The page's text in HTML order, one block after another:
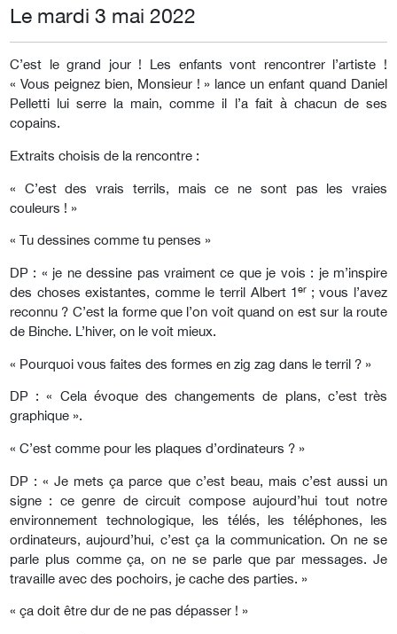
Le mardi 3 mai 2022
C’est le grand jour ! Les enfants vont rencontrer l’artiste !
« Vous peignez bien, Monsieur ! » lance un enfant quand Daniel
Pelletti lui serre la main, comme il l’a fait à chacun de ses
copains.
Extraits choisis de la rencontre :
« C’est des vrais terrils, mais ce ne sont pas les vraies
couleurs ! »
« Tu dessines comme tu penses »
DP : « je ne dessine pas vraiment ce que je vois : je m’inspire
des choses existantes, comme le terril Albert 1er ; vous l’avez
reconnu ? C’est la forme que l’on voit quand on est sur la route
de Binche. L’hiver, on le voit mieux.
« Pourquoi vous faites des formes en zig zag dans le terril ? »
DP : « Cela évoque des changements de plans, c’est très
graphique ».
« C’est comme pour les plaques d’ordinateurs ? »
DP : « Je mets ça parce que c’est beau, mais c’est aussi un
signe : ce genre de circuit compose aujourd’hui tout notre
environnement technologique, les télés, les téléphones, les
ordinateurs, aujourd’hui, c’est ça la communication. On ne se
parle plus comme ça, on ne se parle que par messages. Je
travaille avec des pochoirs, je cache des parties. »
« ça doit être dur de ne pas dépasser ! »